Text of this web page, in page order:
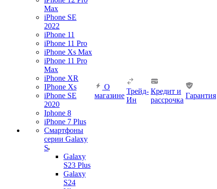
Max
iPhone SE
2022
iPhone 11
iPhone 11 Pro
iPhone Xs Max
iPhone 11 Pro
Max
iPhone XR
IPhone Xs
iPhone SE
2020
Iphone 8
iPhone 7 Plus
Смартфоны
серии Galaxy
S
Galaxy
S23 Plus
Galaxy
S24
О
магазине
Трейд-
Ин
Кредит и
рассрочка
Гарантия